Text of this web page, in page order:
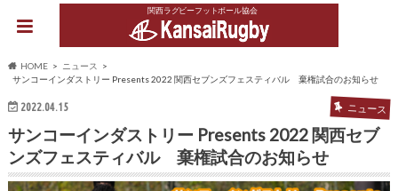
関西ラグビーフットボール協会
HOME
ニュース
サンコーインダストリー Presents 2022 関西セブンズフェスティバル 棄権試合のお知らせ
2022.04.15 ニュース
サンコーインダストリー Presents 2022 関西セブ
ンズフェスティバル 棄権試合のお知らせ